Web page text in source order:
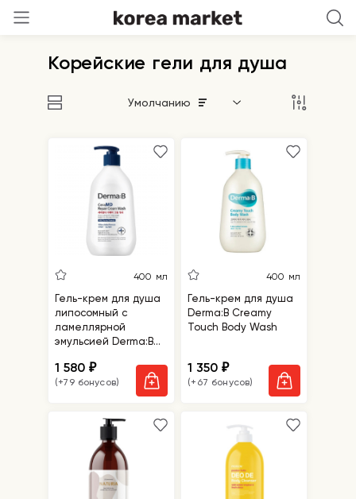
Корейские гели для душа
Умолчанию
400 мл
Гель-крем для душа
липосомный с
ламеллярной
эмульсией Derma:B
Cream Wash
1 580₽
(+79 бонусов)
400 мл
Гель-крем для душа
Derma:B Creamy
Touch Body Wash
1 350₽
(+67 бонусов)